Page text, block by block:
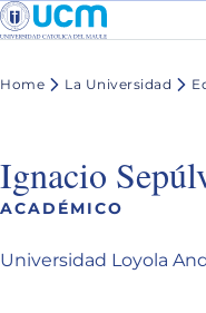
Home La Universidad
Ignacio
ACADÉMICO
Universidad Loyola